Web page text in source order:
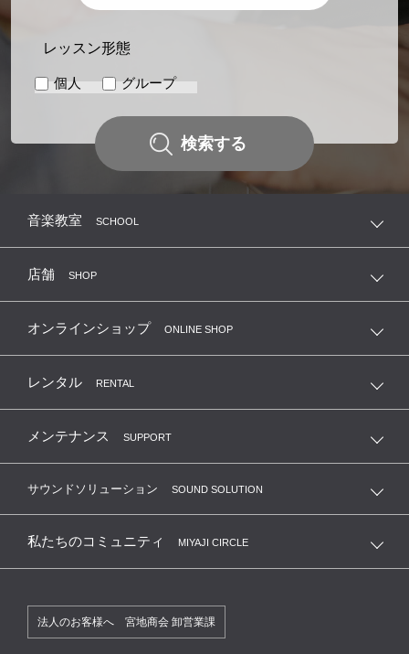
レッスン形態
個人 グループ
検索する
音楽教室 SCHOOL
店舗 SHOP
オンラインショップ ONLINE SHOP
レンタル RENTAL
メンテナンス SUPPORT
サウンドソリューション SOUND SOLUTION
私たちのコミュニティ MIYAJI CIRCLE
法人のお客様へ 宮地商会 卸営業課